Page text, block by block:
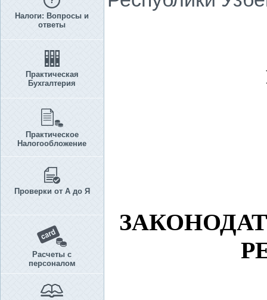
Налоги: Вопросы и
ответы
Практическая
Бухгалтерия
Практическое
Налогообложение
Проверки от А до Я
Расчеты с
персоналом